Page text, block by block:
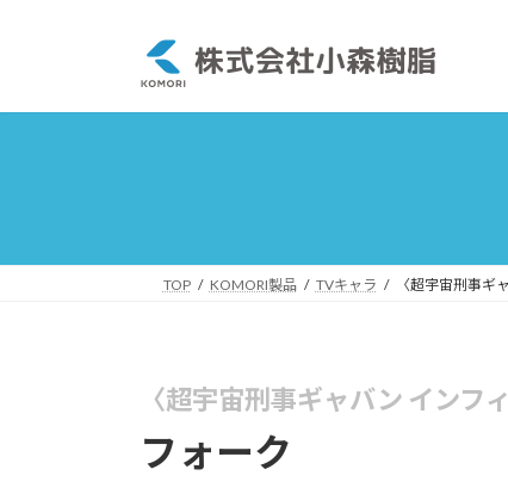
プ
動
TOP KOMORI製品 TVキャラ 〈超宇宙刑事ギ
〈超宇宙刑事ギャバン インフ
フォーク